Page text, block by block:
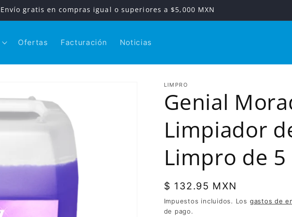
Envío gratis en compras igual o superiores a $5,000 MXN
Ofertas Facturación Noticias
LIMPRO
Genial
Limpiador
Limpro de
Precio
habitual
$ 132.95 MXN
Impuestos incluidos. Los gastos de
de pago.